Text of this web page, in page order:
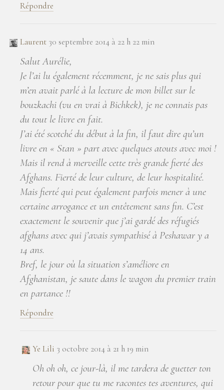
Répondre
Laurent 30 septembre 2014 à 22 h 22 min
Salut Aurélie,
Je l’ai lu également récemment, je ne sais plus qui
m’en avait parlé à la lecture de mon billet sur le
bouzkachi (vu en vrai à Bichkek), je ne connais pas
du tout le livre en fait.
J’ai été scotché du début à la fin, il faut dire qu’un
livre en « Stan » part avec quelques atouts avec moi !
Mais il rend à merveille cette très grande fierté des
Afghans. Fierté de leur culture, de leur hospitalité.
Mais fierté qui peut également parfois mener à une
certaine arrogance et un entêtement sans fin. C’est
exactement le souvenir que j’ai gardé des réfugiés
afghans avec qui j’avais sympathisé à Peshawar y a
14 ans.
Bref, le jour où la situation s’améliore en
Afghanistan, je saute dans le wagon du premier train
en partance !!
Répondre
Ye Lili 3 octobre 2014 à 21 h 19 min
Oh oh oh, ce jour-là, il me tardera de guetter ton
retour pour que tu me racontes tes aventures, qui